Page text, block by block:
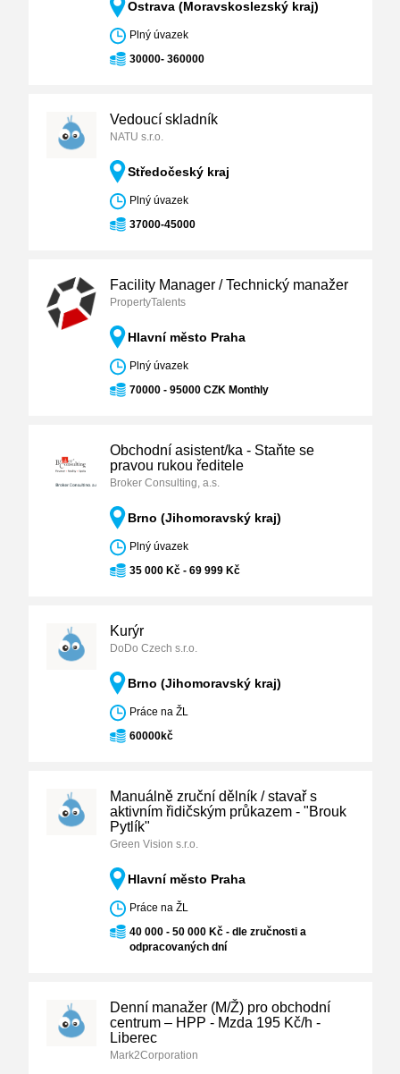
Ostrava (Moravskoslezský kraj)
Plný úvazek
30000- 360000
Vedoucí skladník
NATU s.r.o.
Středočeský kraj
Plný úvazek
37000-45000
Facility Manager / Technický manažer
PropertyTalents
Hlavní město Praha
Plný úvazek
70000 - 95000 CZK Monthly
Obchodní asistent/ka - Staňte se
pravou rukou ředitele
Broker Consulting, a.s.
Brno (Jihomoravský kraj)
Plný úvazek
35 000 Kč - 69 999 Kč
Kurýr
DoDo Czech s.r.o.
Brno (Jihomoravský kraj)
Práce na ŽL
60000kč
Manuálně zruční dělník / stavař s
aktivním řidičským průkazem - "Brouk
Pytlík"
Green Vision s.r.o.
Hlavní město Praha
Práce na ŽL
40 000 - 50 000 Kč - dle zručnosti a
odpracovaných dní
Denní manažer (M/Ž) pro obchodní
centrum – HPP - Mzda 195 Kč/h -
Liberec
Mark2Corporation